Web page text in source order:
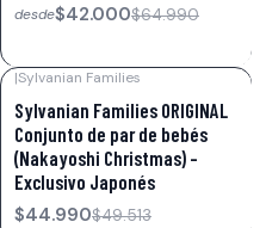
desde$42.000$64.990
|Sylvanian Families
Sylvanian Families ORIGINAL
Conjunto de par de bebés
(Nakayoshi Christmas) -
Exclusivo Japonés
$44.990$49.513